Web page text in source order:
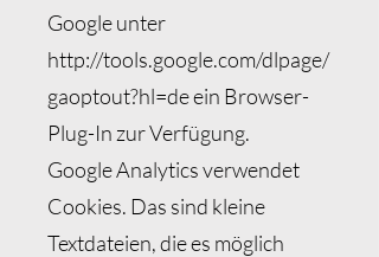
Google unter
http://tools.google.com/dlpage/
gaoptout?hl=deein Browser-
Plug-In zur Verfügung.
Google Analytics verwendet
Cookies. Das sind kleine
Textdateien, die es möglich